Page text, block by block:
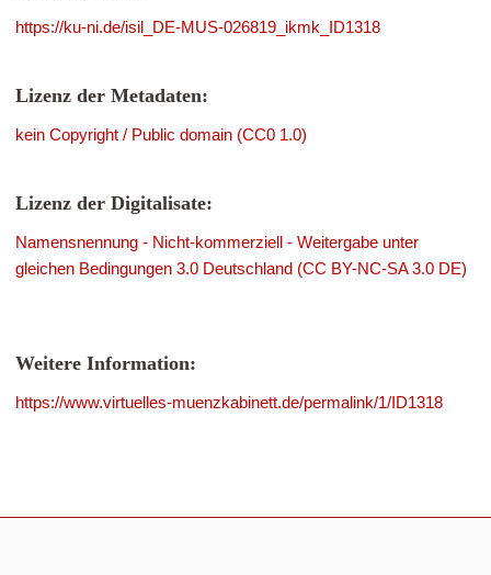
https://ku-ni.de/isil_DE-MUS-026819_ikmk_ID1318
Lizenz der Metadaten:
kein Copyright / Public domain (CC0 1.0)
Lizenz der Digitalisate:
Namensnennung - Nicht-kommerziell - Weitergabe unter
gleichen Bedingungen 3.0 Deutschland (CC BY-NC-SA 3.0 DE)
Weitere Information:
https://www.virtuelles-muenzkabinett.de/permalink/1/ID1318